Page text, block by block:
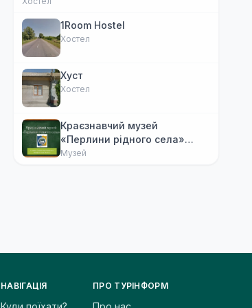
1Room Hostel
Хостел
Хуст
Хостел
Краєзнавчий музей
«Перлини рідного села»
Нижнє Селище
Музей
НАВІГАЦІЯ ПРО ТУРІНФОРМ